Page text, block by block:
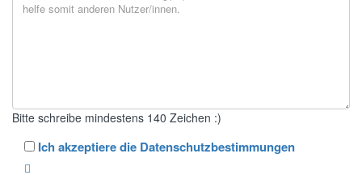
Bitte schreibe mindestens 140 Zeichen :)
Ich akzeptiere die Datenschutzbestimmungen